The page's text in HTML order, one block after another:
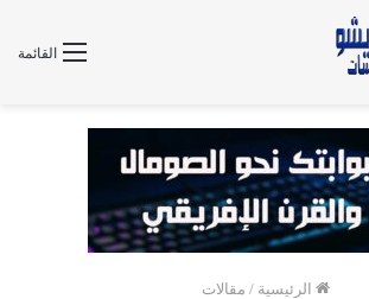
القائمة
الرئيسية / مقالات